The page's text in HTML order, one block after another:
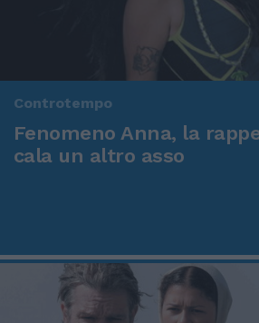
Controtempo
Fenomeno Anna, la
cala un altro asso